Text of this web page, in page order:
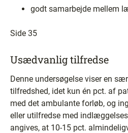
godt samarbejde mellem
Side 35
Usædvanlig tilfredse
Denne undersøgelse viser en
tilfredshed, idet kun én pct. af
med det ambulante forløb, og
eller utilfredse med
angives, at 10-15 pct.